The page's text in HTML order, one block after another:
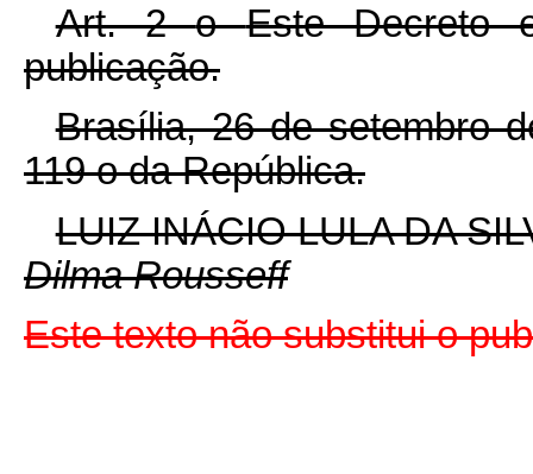
Art. 2oEste Decreto
publicação.
Brasília, 26 de setembro
119oda República.
LUIZ INÁCIO LULA DA
Dilma Rousseff
Este texto não substitui o